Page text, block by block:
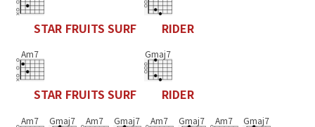
STAR FRUITS SURF RIDER
Am7
STAR FRUITS SURF
Gmaj7
RIDER
Am7 Gmaj7 Am7 Gmaj7 Am7 Gmaj7 Am7 Gmaj7